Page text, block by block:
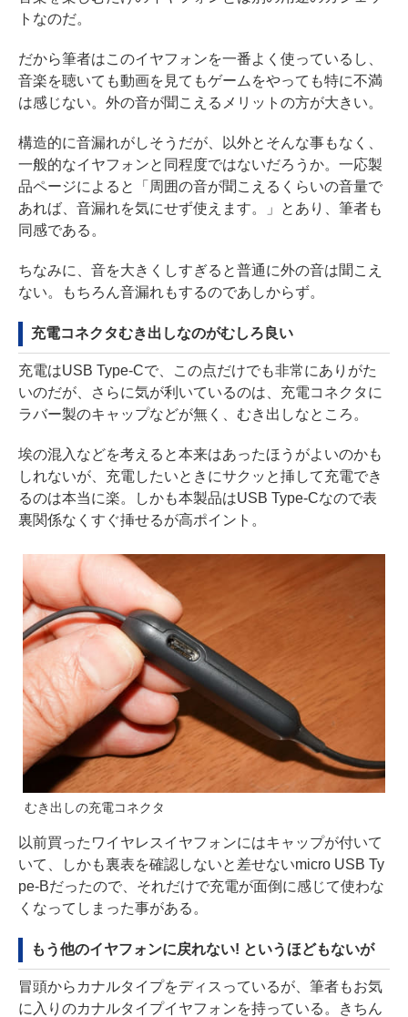
トなのだ。
だから筆者はこのイヤフォンを一番よく使っているし、
音楽を聴いても動画を見てもゲームをやっても特に不満
は感じない。外の音が聞こえるメリットの方が大きい。
構造的に音漏れがしそうだが、以外とそんな事もなく、
一般的なイヤフォンと同程度ではないだろうか。一応製
品ページによると「周囲の音が聞こえるくらいの音量で
あれば、音漏れを気にせず使えます。」とあり、筆者も
同感である。
ちなみに、音を大きくしすぎると普通に外の音は聞こえ
ない。もちろん音漏れもするのであしからず。
充電コネクタむき出しなのがむしろ良い
充電はUSB Type-Cで、この点だけでも非常にありがた
いのだが、さらに気が利いているのは、充電コネクタに
ラバー製のキャップなどが無く、むき出しなところ。
埃の混入などを考えると本来はあったほうがよいのかも
しれないが、充電したいときにサクッと挿して充電でき
るのは本当に楽。しかも本製品はUSB Type-Cなので表
裏関係なくすぐ挿せるが高ポイント。
むき出しの充電コネクタ
以前買ったワイヤレスイヤフォンにはキャップが付いて
いて、しかも裏表を確認しないと差せないmicro USB Ty
pe-Bだったので、それだけで充電が面倒に感じて使わな
くなってしまった事がある。
もう他のイヤフォンに戻れない! というほどもないが
冒頭からカナルタイプをディスっているが、筆者もお気
に入りのカナルタイプイヤフォンを持っている。きちん